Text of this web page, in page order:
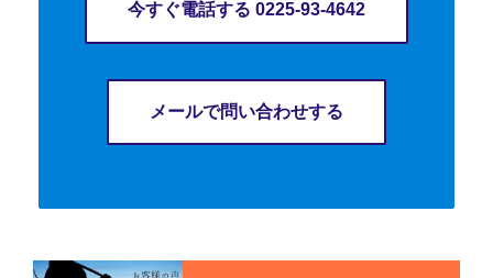
今すぐ電話する 0225-93-4642
メールで問い合わせする